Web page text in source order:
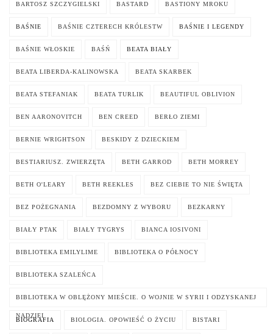
BARTOSZ SZCZYGIELSKI BASTARD BASTIONY MROKU
BAŚNIE BAŚNIE CZTERECH KRÓLESTW BAŚNIE I LEGENDY
BAŚNIE WŁOSKIE BAŚŃ BEATA BIAŁY
BEATA LIBERDA-KALINOWSKA BEATA SKARBEK
BEATA STEFANIAK BEATA TURLIK BEAUTIFUL OBLIVION
BEN AARONOVITCH BEN CREED BERŁO ZIEMI
BERNIE WRIGHTSON BESKIDY Z DZIECKIEM
BESTIARIUSZ. ZWIERZĘTA BETH GARROD BETH MORREY
BETH O'LEARY BETH REEKLES BEZ CIEBIE TO NIE ŚWIĘTA
BEZ POŻEGNANIA BEZDOMNY Z WYBORU BEZKARNY
BIAŁY PTAK BIAŁY TYGRYS BIANCA IOSIVONI
BIBLIOTEKA EMILYLIME BIBLIOTEKA O PÓŁNOCY
BIBLIOTEKA SZALEŃCA
BIBLIOTEKA W OBLĘŻONY MIEŚCIE. O WOJNIE W SYRII I ODZYSKANEJ
NADZIEI
BIOGRAFIA BIOLOGIA. OPOWIEŚĆ O ŻYCIU BISTARI